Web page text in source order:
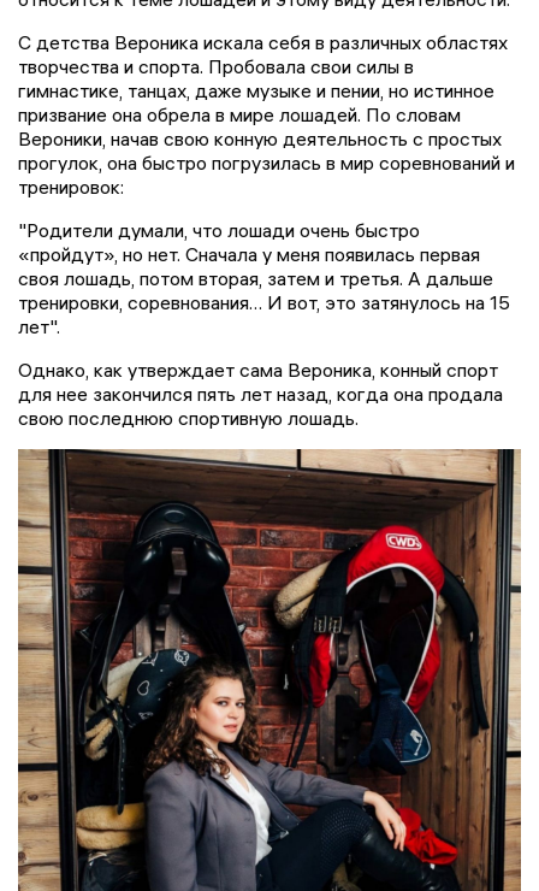
С детства Вероника искала себя в различных областях
творчества и спорта. Пробовала свои силы в
гимнастике, танцах, даже музыке и пении, но истинное
призвание она обрела в мире лошадей. По словам
Вероники, начав свою конную деятельность с простых
прогулок, она быстро погрузилась в мир соревнований и
тренировок:
"Родители думали, что лошади очень быстро
«пройдут», но нет. Сначала у меня появилась первая
своя лошадь, потом вторая, затем и третья. А дальше
тренировки, соревнования… И вот, это затянулось на 15
лет".
Однако, как утверждает сама Вероника, конный спорт
для нее закончился пять лет назад, когда она продала
свою последнюю спортивную лошадь.